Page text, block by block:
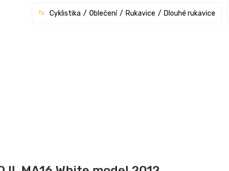
Cyklistika Oblečení Rukavice Dlouhé rukavice